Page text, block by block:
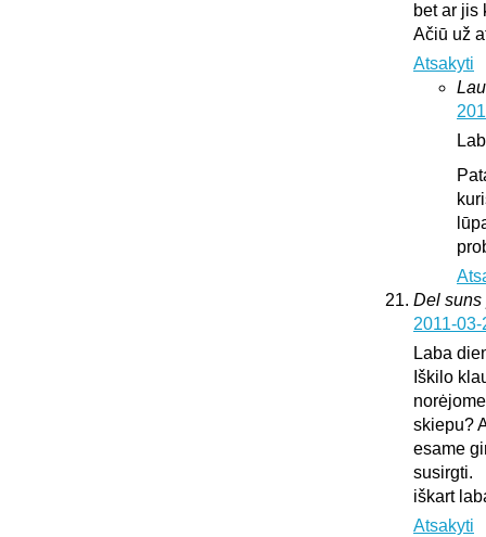
bet ar jis
Ačiū už
Atsakyti
Del suns
2011-
Laba
Iškilo
skiepu?
esame
susirgti.
iškart
Atsakyti